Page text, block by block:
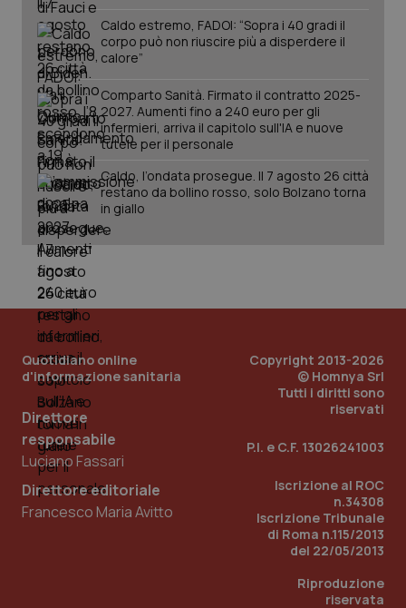
Caldo estremo, FADOI: “Sopra i 40 gradi il
corpo può non riuscire più a disperdere il
calore”
Comparto Sanità. Firmato il contratto 2025-
2027. Aumenti fino a 240 euro per gli
infermieri, arriva il capitolo sull'IA e nuove
tutele per il personale
Caldo, l’ondata prosegue. Il 7 agosto 26 città
restano da bollino rosso, solo Bolzano torna
in giallo
Quotidiano online
d'informazione sanitaria
Direttore
responsabile
Luciano Fassari
Direttore editoriale
Francesco Maria Avitto
Copyright 2013-2026
© Homnya Srl
Tutti i diritti sono
riservati
P.I. e C.F. 13026241003
Iscrizione al ROC
n.34308
Iscrizione Tribunale
di Roma n.115/2013
del 22/05/2013
Riproduzione
riservata
_ga
Google LLC
PHPSESSID
www.quotidianosanita.it